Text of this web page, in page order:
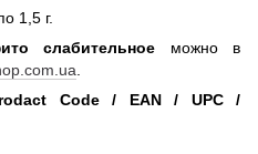
1,5 г.
слабительное можно в
Code / EAN / UPC /